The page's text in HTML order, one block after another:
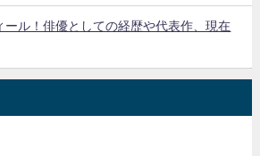
ール！俳優としての経歴や代表作、現在